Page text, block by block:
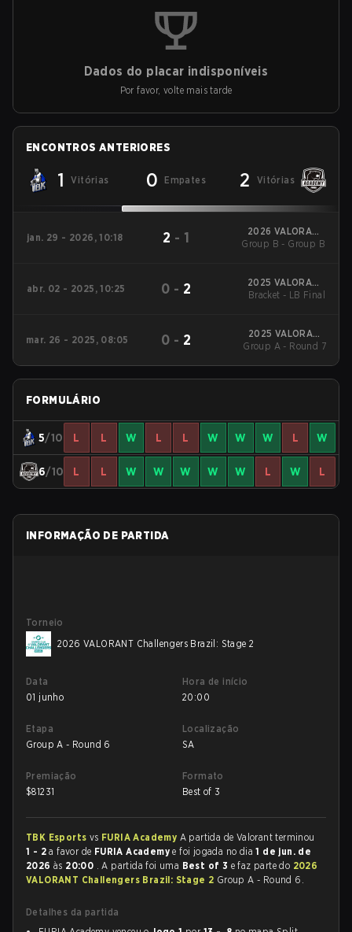
Dados do placar indisponíveis
Por favor, volte mais tarde
ENCONTROS ANTERIORES
1 Vitórias 0 Empates 2 Vitórias
jan. 29 - 2026, 10:18 2 - 1
2026 VALORANT
Challengers Brazil:
Group B - Group B
abr. 02 - 2025, 10:25 0 - 2
2025 VALORANT
Challengers Brazil:
Bracket - LB Final
mar. 26 - 2025, 08:05 0 - 2
2025 VALORANT
Challengers Brazil:
Group A - Round 7
FORMULÁRIO
5/10 L L W L L W W W L W
6/10 L L W W W W W L W L
INFORMAÇÃO DE PARTIDA
Torneio
2026 VALORANT Challengers Brazil: Stage 2
Data
01 junho
Hora de início
20:00
Etapa
Group A - Round 6
Localização
SA
Premiação
$81231
Formato
Best of 3
TBK Esports vs FURIA Academy A partida de Valorant terminou
1 - 2 a favor de FURIA Academye foi jogada no dia1 de jun. de
2026 às 20:00 . A partida foi uma Best of 3 e faz parte do 2026
VALORANT Challengers Brazil: Stage 2 Group A - Round 6.
Detalhes da partida